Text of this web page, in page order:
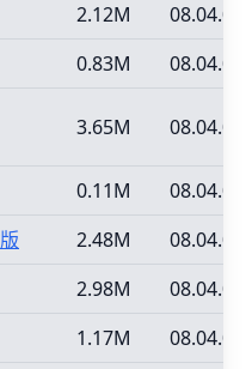
2.12M
08.04.02
0.83M
08.04.02
3.65M 08.04.02
0.11M
08.04.02
2.48M
08.04.02
2.98M
08.04.02
1.17M
08.04.02